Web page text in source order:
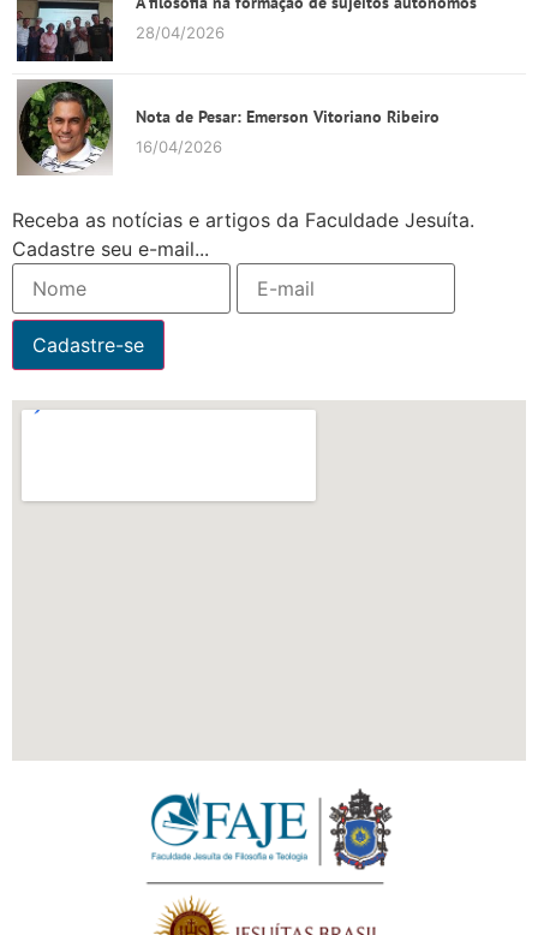
28/04/2026
Nota de Pesar: Emerson Vitoriano Ribeiro
16/04/2026
Receba as notícias e artigos da Faculdade Jesuíta.
Cadastre seu e-mail...